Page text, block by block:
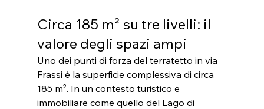
Circa 185 m² su tre livelli: il
valore degli spazi ampi
Uno dei punti di forza del terratetto in via
Frassi è la superficie complessiva di circa
185 m². In un contesto turistico e
immobiliare come quello del Lago di